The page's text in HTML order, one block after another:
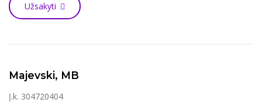
Užsakyti
Majevski, MB
Į.k. 304720404